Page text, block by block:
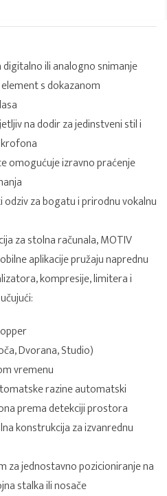
digitalno ili analogno snimanje
s dokazanom
na dodir za jedinstveni stil i
omogućuje izravno praćenje
za bogatu i prirodnu vokalnu
za stolna računala, MOTIV
aplikacije pružaju naprednu
kompresije, limitera i
Dvorana, Studio)
vremenu
razine automatski
prema detekciji prostora
konstrukcija za izvanrednu
za jednostavno pozicioniranje na
stalka ili nosače